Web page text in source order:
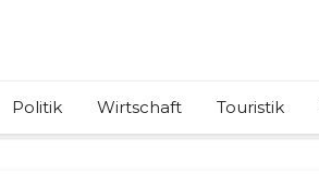
Politik Wirtschaft Touristik